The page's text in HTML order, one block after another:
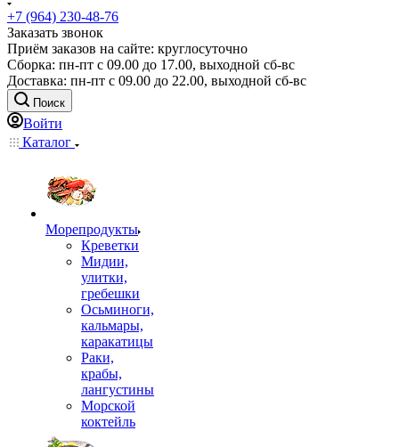
+7 (964) 230-48-76
Заказать звонок
Приём заказов на сайте: круглосуточно
Сборка: пн-пт с 09.00 до 17.00, выходной сб-вс
Доставка: пн-пт с 09.00 до 22.00, выходной сб-вс
Поиск
Войти
Каталог
Морепродукты
Креветки
Мидии,
улитки,
гребешки
Осьминоги,
кальмары,
каракатицы
Раки,
крабы,
лангустины
Морской
коктейль